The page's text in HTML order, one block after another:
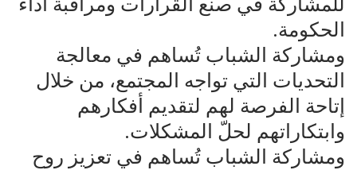
للمشاركة في صنع القرارات ومراقبة أداء
الحكومة.
ومشاركة الشباب تُساهم في معالجة
التحديات التي تواجه المجتمع، من خلال
إتاحة الفرصة لهم لتقديم أفكارهم
وابتكاراتهم لحلّ المشكلات.
ومشاركة الشباب تُساهم في تعزيز روح